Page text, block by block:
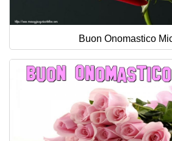
Buon Onomastico